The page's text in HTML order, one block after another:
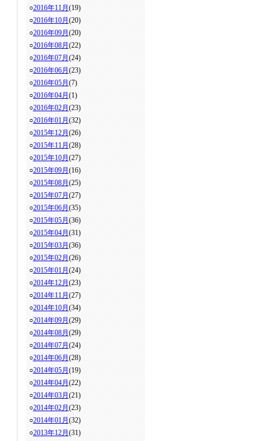
○2016年11月 (19)
○2016年10月 (20)
○2016年09月 (20)
○2016年08月 (22)
○2016年07月 (24)
○2016年06月 (23)
○2016年05月 (7)
○2016年04月 (1)
○2016年02月 (23)
○2016年01月 (32)
○2015年12月 (26)
○2015年11月 (28)
○2015年10月 (27)
○2015年09月 (16)
○2015年08月 (25)
○2015年07月 (27)
○2015年06月 (35)
○2015年05月 (36)
○2015年04月 (31)
○2015年03月 (36)
○2015年02月 (26)
○2015年01月 (24)
○2014年12月 (23)
○2014年11月 (27)
○2014年10月 (34)
○2014年09月 (29)
○2014年08月 (29)
○2014年07月 (24)
○2014年06月 (28)
○2014年05月 (19)
○2014年04月 (22)
○2014年03月 (21)
○2014年02月 (23)
○2014年01月 (32)
○2013年12月 (31)